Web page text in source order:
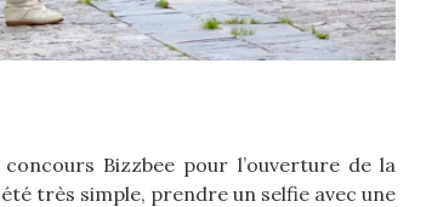
Bizzbee pour l’ouverture de la
très simple, prendre un selfie avec une